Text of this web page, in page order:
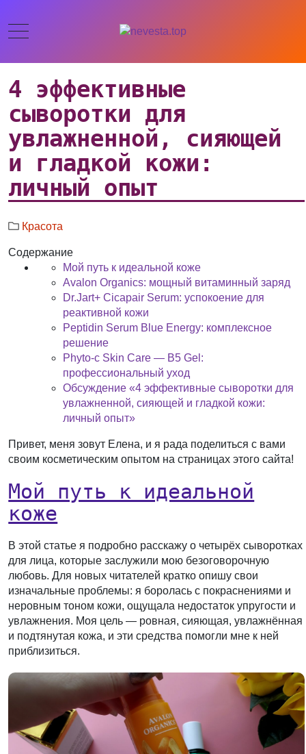
4 эффективные
сыворотки для
увлажненной, сияющей
и гладкой кожи:
личный опыт
Красота
Содержание
Мой путь к идеальной коже
Avalon Organics: мощный витаминный заряд
Dr.Jart+ Cicapair Serum: успокоение для
реактивной кожи
Peptidin Serum Blue Energy: комплексное
решение
Phyto-c Skin Care — B5 Gel:
профессиональный уход
Обсуждение «4 эффективные сыворотки для
увлажненной, сияющей и гладкой кожи:
личный опыт»
Привет, меня зовут Елена, и я рада поделиться с вами
своим косметическим опытом на страницах этого сайта!
Мой путь к идеальной
коже
В этой статье я подробно расскажу о четырёх сыворотках
для лица, которые заслужили мою безоговорочную
любовь. Для новых читателей кратко опишу свои
изначальные проблемы: я боролась с покраснениями и
неровным тоном кожи, ощущала недостаток упругости и
увлажнения. Моя цель — ровная, сияющая, увлажнённая
и подтянутая кожа, и эти средства помогли мне к ней
приблизиться.